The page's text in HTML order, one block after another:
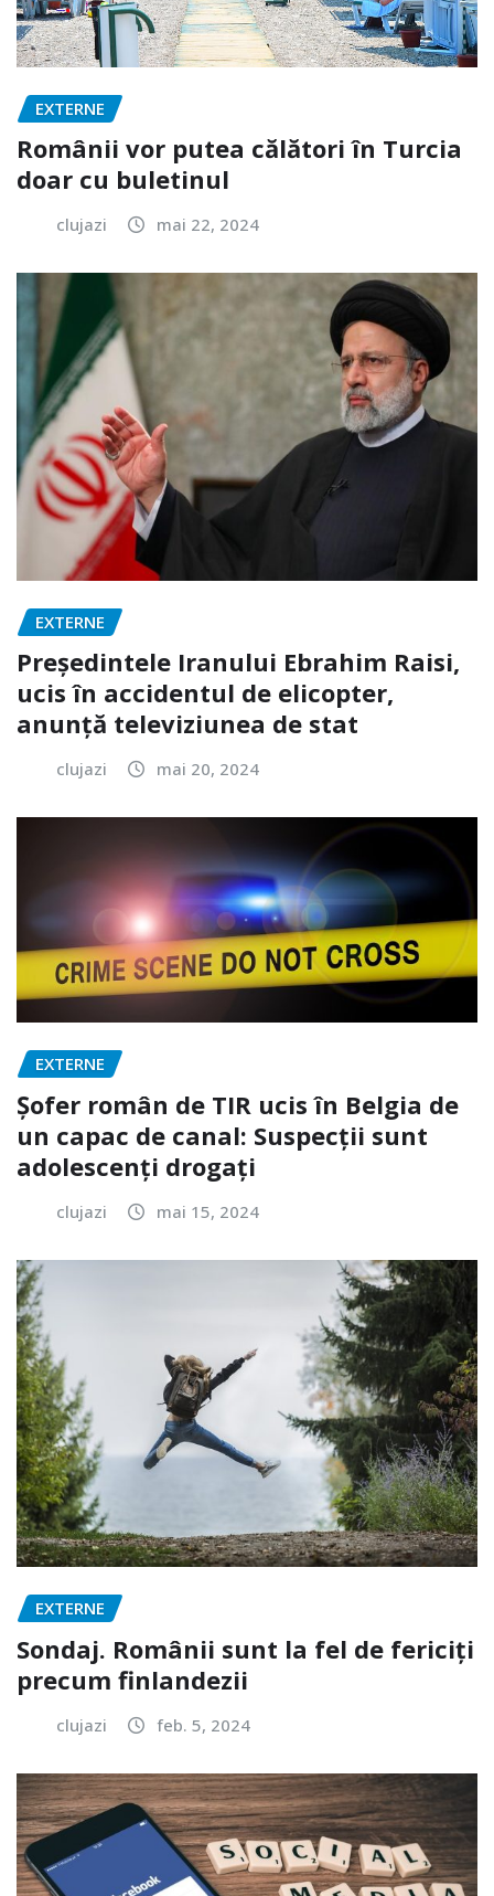
EXTERNE
Românii vor putea călători în Turcia
doar cu buletinul
clujazi mai 22, 2024
EXTERNE
Președintele Iranului Ebrahim Raisi,
ucis în accidentul de elicopter,
anunță televiziunea de stat
clujazi mai 20, 2024
EXTERNE
Șofer român de TIR ucis în Belgia de
un capac de canal: Suspecții sunt
adolescenți drogați
clujazi mai 15, 2024
EXTERNE
Sondaj. Românii sunt la fel de fericiți
precum finlandezii
clujazi feb. 5, 2024